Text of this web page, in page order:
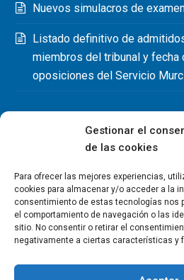
Gestionar el
de las cookies
Para ofrecer las mejores experiencias,
cookies para almacenar y/o acceder a la
consentimiento de estas tecnologías nos
el comportamiento de navegación o las
sitio. No consentir o retirar el
negativamente a ciertas características y
Nuevos simulacros de
Listado definitivo de
miembros del tribunal y fecha
oposiciones del Servicio